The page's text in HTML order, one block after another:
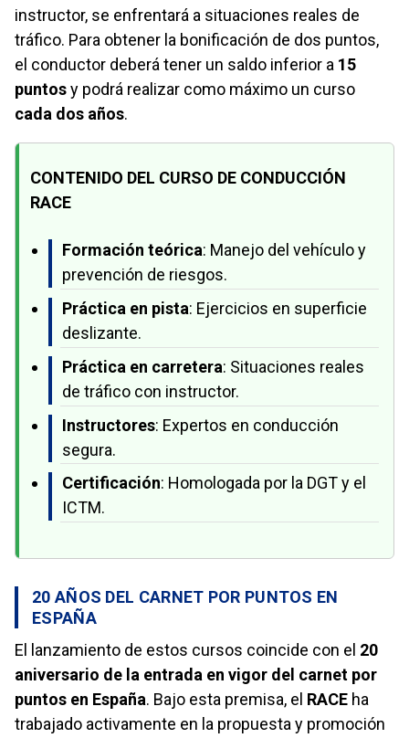
instructor, se enfrentará a situaciones reales de
tráfico. Para obtener la bonificación de dos puntos,
el conductor deberá tener un saldo inferior a 15
puntosy podrá realizar como máximo un curso
cada dos años.
CONTENIDO DEL CURSO DE CONDUCCIÓN
RACE
Formación teórica: Manejo del vehículo y
prevención de riesgos.
Práctica en pista: Ejercicios en superficie
deslizante.
Práctica en carretera: Situaciones reales
de tráfico con instructor.
Instructores: Expertos en conducción
segura.
Certificación: Homologada por la DGT y el
ICTM.
20 AÑOS DEL CARNET POR PUNTOS EN
ESPAÑA
El lanzamiento de estos cursos coincide con el 20
aniversario de la entrada en vigor del carnet por
puntos en España. Bajo esta premisa, el RACE ha
trabajado activamente en la propuesta y promoción